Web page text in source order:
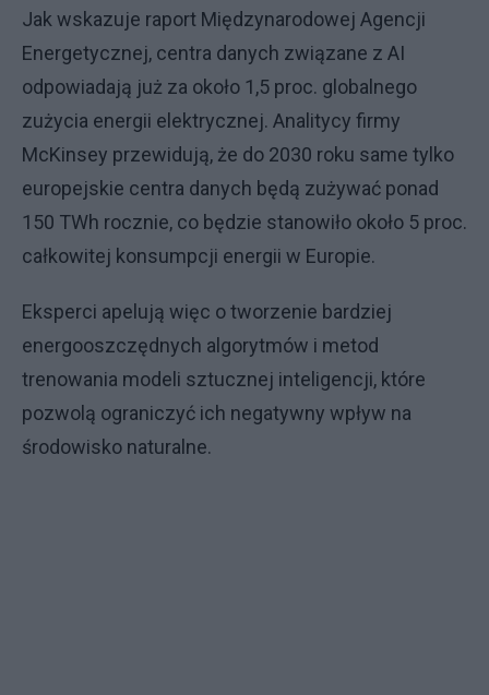
Jak wskazuje raport Międzynarodowej Agencji
Energetycznej, centra danych związane z AI
odpowiadają już za około 1,5 proc. globalnego
zużycia energii elektrycznej. Analitycy firmy
McKinsey przewidują, że do 2030 roku same tylko
europejskie centra danych będą zużywać ponad
150 TWh rocznie, co będzie stanowiło około 5 proc.
całkowitej konsumpcji energii w Europie.
Eksperci apelują więc o tworzenie bardziej
energooszczędnych algorytmów i metod
trenowania modeli sztucznej inteligencji, które
pozwolą ograniczyć ich negatywny wpływ na
środowisko naturalne.